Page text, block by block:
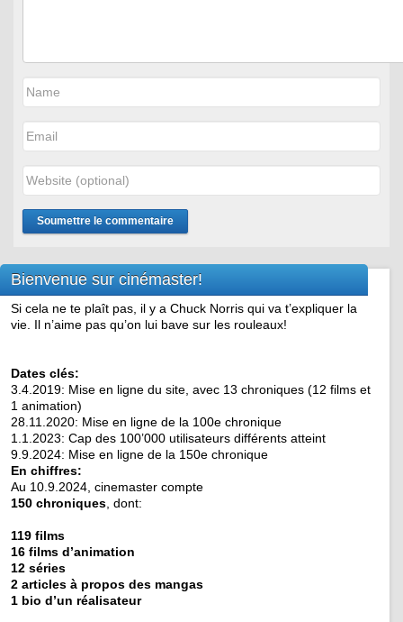
Bienvenue sur cinémaster!
Si cela ne te plaît pas, il y a Chuck Norris qui va t’expliquer la
vie. Il n’aime pas qu’on lui bave sur les rouleaux!
Dates clés:
3.4.2019: Mise en ligne du site, avec 13 chroniques (12 films et
1 animation)
28.11.2020: Mise en ligne de la 100e chronique
1.1.2023: Cap des 100’000 utilisateurs différents atteint
9.9.2024: Mise en ligne de la 150e chronique
En chiffres:
Au 10.9.2024, cinemaster compte
150 chroniques , dont:
119 films
16 films d’animation
12 séries
2 articles à propos des mangas
1 bio d’un réalisateur